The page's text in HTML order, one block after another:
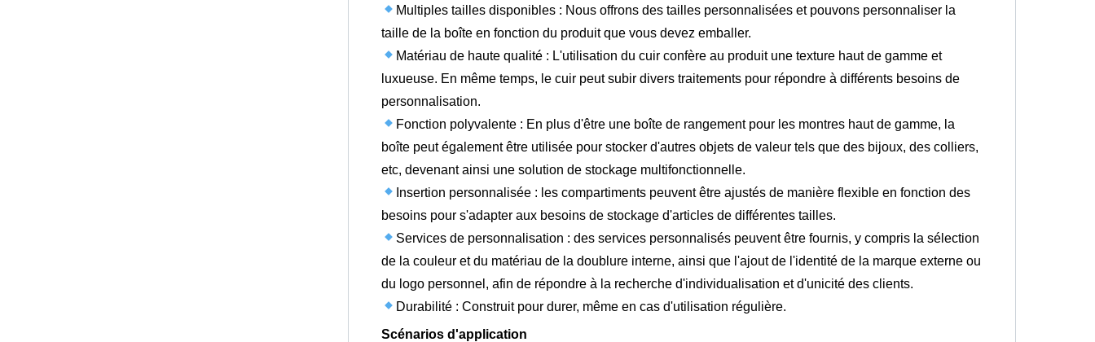
Multiples tailles disponibles : Nous offrons des tailles personnalisées et pouvons personnaliser la
taille de la boîte en fonction du produit que vous devez emballer.
Matériau de haute qualité : L'utilisation du cuir confère au produit une texture haut de gamme et
luxueuse. En même temps, le cuir peut subir divers traitements pour répondre à différents besoins de
personnalisation.
Fonction polyvalente : En plus d'être une boîte de rangement pour les montres haut de gamme, la
boîte peut également être utilisée pour stocker d'autres objets de valeur tels que des bijoux, des colliers,
etc, devenant ainsi une solution de stockage multifonctionnelle.
Insertion personnalisée : les compartiments peuvent être ajustés de manière flexible en fonction des
besoins pour s'adapter aux besoins de stockage d'articles de différentes tailles.
Services de personnalisation : des services personnalisés peuvent être fournis, y compris la sélection
de la couleur et du matériau de la doublure interne, ainsi que l'ajout de l'identité de la marque externe ou
du logo personnel, afin de répondre à la recherche d'individualisation et d'unicité des clients.
Durabilité : Construit pour durer, même en cas d'utilisation régulière.
Scénarios d'application